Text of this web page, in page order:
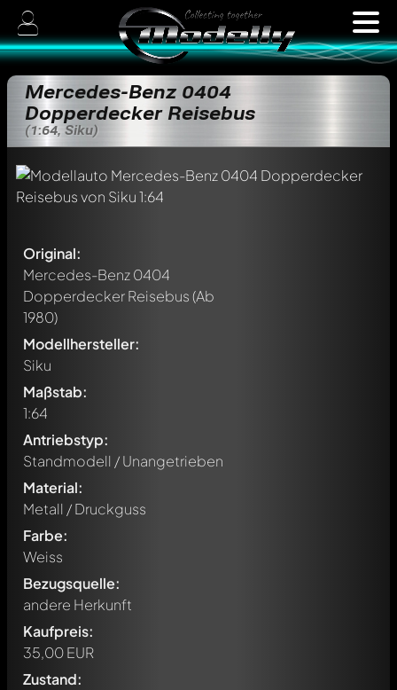
Mercedes-Benz 0404
Dopperdecker Reisebus
(1:64, Siku)
Original:
Mercedes-Benz 0404
Dopperdecker Reisebus(Ab
1980)
Modellhersteller:
Siku
Maßstab:
1:64
Antriebstyp:
Standmodell / Unangetrieben
Material:
Metall / Druckguss
Farbe:
Weiss
Bezugsquelle:
andere Herkunft
Kaufpreis:
35,00 EUR
Zustand: